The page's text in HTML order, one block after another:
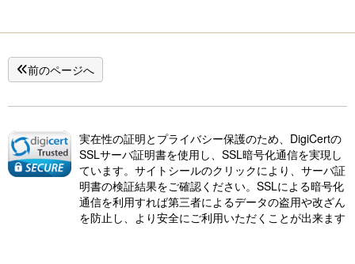
前のページへ
実在性の証明とプライバシー保護のため、DigiCertの
SSLサーバ証明書を使用し、SSL暗号化通信を実現し
ています。サイトシールのクリックにより、サーバ証
明書の検証結果をご確認ください。SSLによる暗号化
通信を利用すれば第三者によるデータの盗用や改ざん
を防止し、より安全にご利用いただくことが出来ます